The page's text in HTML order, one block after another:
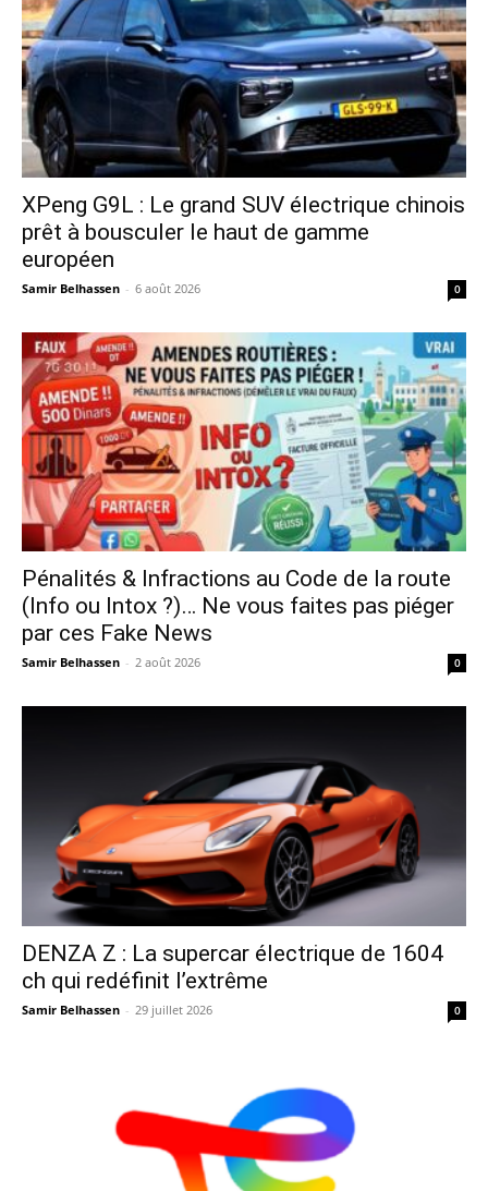
XPeng G9L : Le grand SUV électrique chinois
prêt à bousculer le haut de gamme
européen
Samir Belhassen - 6 août 2026 0
Pénalités & Infractions au Code de la route
(Info ou Intox ?)… Ne vous faites pas piéger
par ces Fake News
Samir Belhassen - 2 août 2026 0
DENZA Z : La supercar électrique de 1604
ch qui redéfinit l’extrême
Samir Belhassen - 29 juillet 2026 0